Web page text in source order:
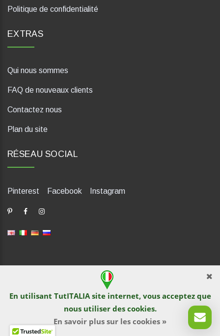
En utilisant TutITALIA site internet, vous acceptez que
nous utiliser des cookies.
En savoir plus sur les cookies »
Politique de confidentialité
EXTRAS
Qui nous sommes
FAQ de nouveaux clients
Contactez nous
Plan du site
RÉSEAU SOCIAL
Pinterest Facebook Instagram
dP Motion Media. Via La Piana 430, 47835 Saludecio (RN), Italia.
Numero REA: RN410802. P.IVA: 04421580400. Tel +39 0541
1480041
© TutITALIA 2013-2026. L`impression et la copie de textes et de
documents graphiques sont interdites par les propriétaires de
sites. La violation est poursuivie en vertu de la loi.